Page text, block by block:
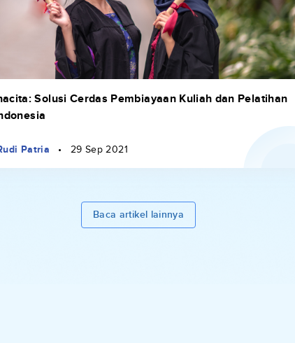
Solusi Cerdas Pembiayaan Kuliah dan Pelatihan
Patria • 29 Sep 2021
Baca artikel lainnya